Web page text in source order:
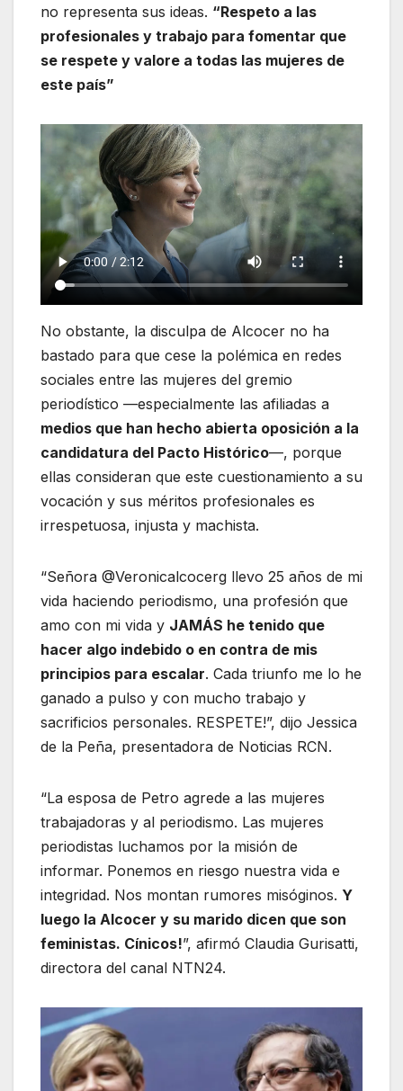
no representa sus ideas. “Respeto a las
profesionales y trabajo para fomentar que
se respete y valore a todas las mujeres de
este país”
No obstante, la disculpa de Alcocer no ha
bastado para que cese la polémica en redes
sociales entre las mujeres del gremio
periodístico —especialmente las afiliadas a
medios que han hecho abierta oposición a la
candidatura del Pacto Histórico—, porque
ellas consideran que este cuestionamiento a su
vocación y sus méritos profesionales es
irrespetuosa, injusta y machista.
“Señora @Veronicalcocerg llevo 25 años de mi
vida haciendo periodismo, una profesión que
amo con mi vida y JAMÁS he tenido que
hacer algo indebido o en contra de mis
principios para escalar. Cada triunfo me lo he
ganado a pulso y con mucho trabajo y
sacrificios personales. RESPETE!”, dijo Jessica
de la Peña, presentadora de Noticias RCN.
“La esposa de Petro agrede a las mujeres
trabajadoras y al periodismo. Las mujeres
periodistas luchamos por la misión de
informar. Ponemos en riesgo nuestra vida e
integridad. Nos montan rumores misóginos. Y
luego la Alcocer y su marido dicen que son
feministas. Cínicos!”, afirmó Claudia Gurisatti,
directora del canal NTN24.